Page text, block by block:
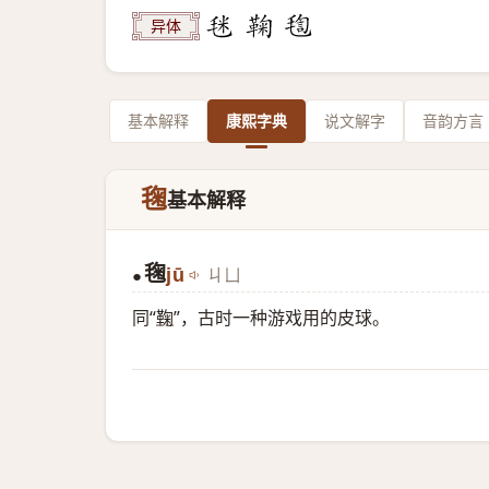
异体
基本解释 康熙字典 说文解字 音韵方言
毱基本解释
● 毱jū ㄐㄩ
同“鞠”，古时一种游戏用的皮球。